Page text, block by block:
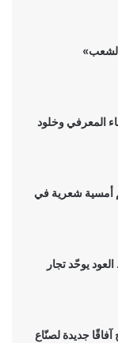
الشعب»
المعرفي وخلود
أمسية شعرية في
يوحّد تجار
جديدة لصنّاع